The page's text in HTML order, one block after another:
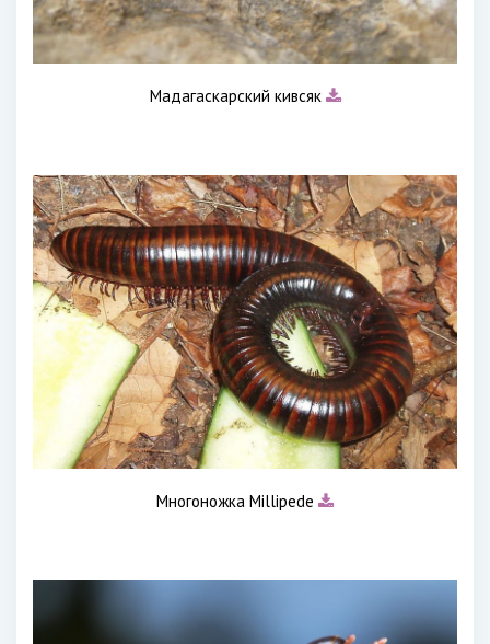
Мадагаскарский кивсяк
Многоножка Millipede